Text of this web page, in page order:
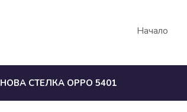
Начало
СТЕЛКА OPPO 5401